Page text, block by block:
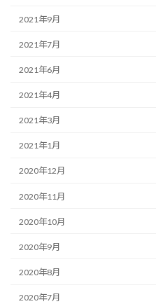
2021年9月
2021年7月
2021年6月
2021年4月
2021年3月
2021年1月
2020年12月
2020年11月
2020年10月
2020年9月
2020年8月
2020年7月